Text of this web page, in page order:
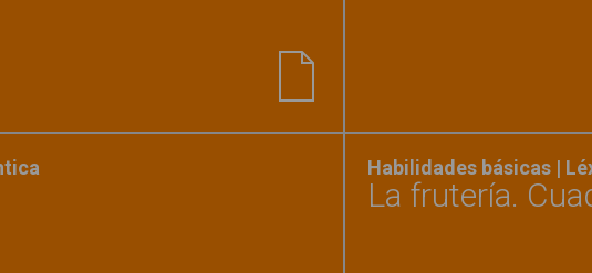
Habilidades básicas |
La frutería.